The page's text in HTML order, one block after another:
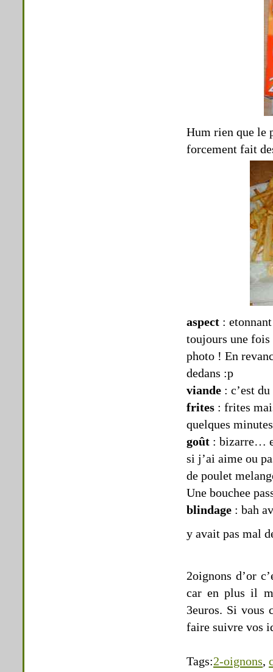
Hum rien que le
forcement fait
aspect :
toujours une fois
photo ! En
dedans :p
viande : c’est
frites : frites
quelques
goût : bizarre…
si j’ai aime ou
de poulet
Une bouchee
blindage : bah
y avait pas mal
2oignons d’or
car en plus il
3euros. Si vous
faire suivre vos
Tags:2-oignons,